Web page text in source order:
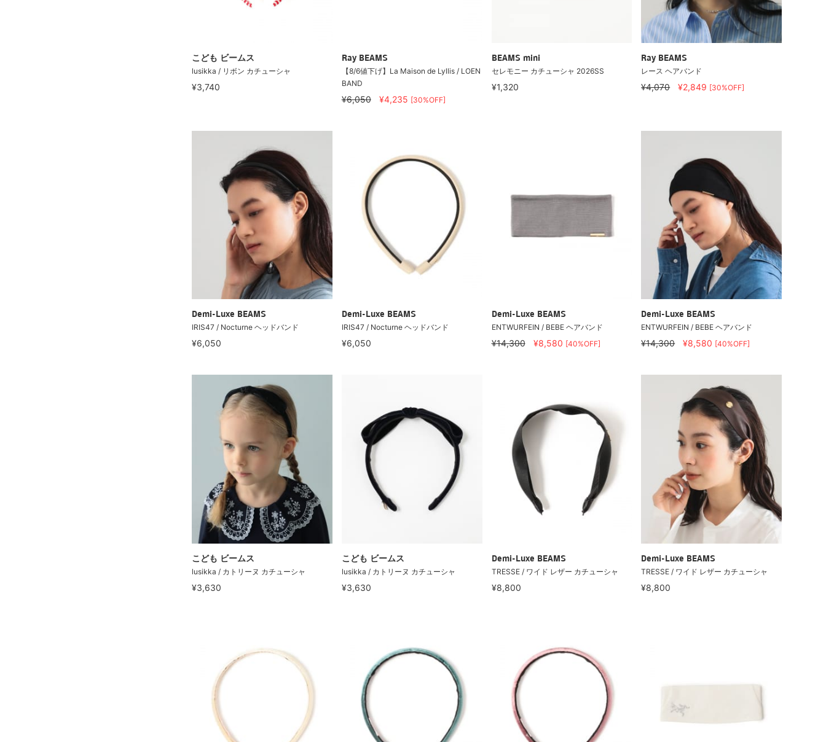
こども ビームス
lusikka / リボン カチューシャ
¥3,740
Ray BEAMS
【8/6値下げ】La Maison de Lyllis / LOEN
BAND
¥6,050 ¥4,235 [30%OFF]
BEAMS mini
セレモニー カチューシャ 2026SS
¥1,320
Ray BEAMS
レース ヘアバンド
¥4,070 ¥2,849 [30%OFF]
Demi-Luxe BEAMS
IRIS47 / Nocturne ヘッドバンド
¥6,050
Demi-Luxe BEAMS
IRIS47 / Nocturne ヘッドバンド
¥6,050
Demi-Luxe BEAMS
ENTWURFEIN / BEBE ヘアバンド
¥14,300 ¥8,580 [40%OFF]
Demi-Luxe BEAMS
ENTWURFEIN / BEBE ヘアバンド
¥14,300 ¥8,580 [40%OFF]
こども ビームス
lusikka / カトリーヌ カチューシャ
¥3,630
こども ビームス
lusikka / カトリーヌ カチューシャ
¥3,630
Demi-Luxe BEAMS
TRESSE / ワイド レザー カチューシャ
¥8,800
Demi-Luxe BEAMS
TRESSE / ワイド レザー カチューシャ
¥8,800